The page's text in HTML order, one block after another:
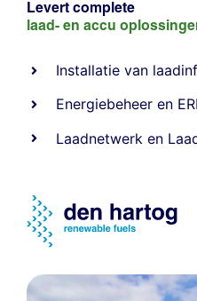
Levert complete
laad- en accu
Installatie van
Energiebeheer en
Laadnetwerk en